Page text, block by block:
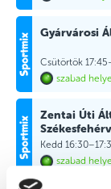
Gyárvárosi
Csütörtök
szabad
Zentai Úti
Kedd
szabad